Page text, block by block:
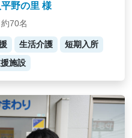
野の里 様
70名
生活介護
短期入所
施設